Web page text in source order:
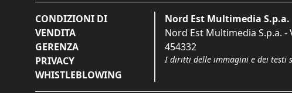
CONDIZIONI DI
VENDITA
GERENZA
PRIVACY
WHISTLEBLOWING
Nord Est Multimedia S.p.a.
Nord Est Multimedia S.p.a. -
454332
I diritti delle immagini e dei testi